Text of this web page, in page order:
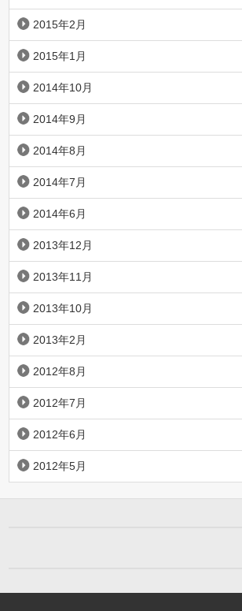
2015年2月
2015年1月
2014年10月
2014年9月
2014年8月
2014年7月
2014年6月
2013年12月
2013年11月
2013年10月
2013年2月
2012年8月
2012年7月
2012年6月
2012年5月